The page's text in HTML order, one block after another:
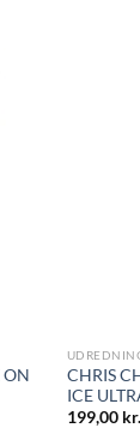
ON
CHRIS
ICE
199,00 kr.